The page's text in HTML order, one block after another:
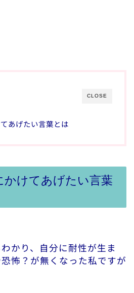
CLOSE
あげたい言葉とは
かけてあげたい言葉
かり、自分に耐性が生ま
怖？が無くなった私ですが